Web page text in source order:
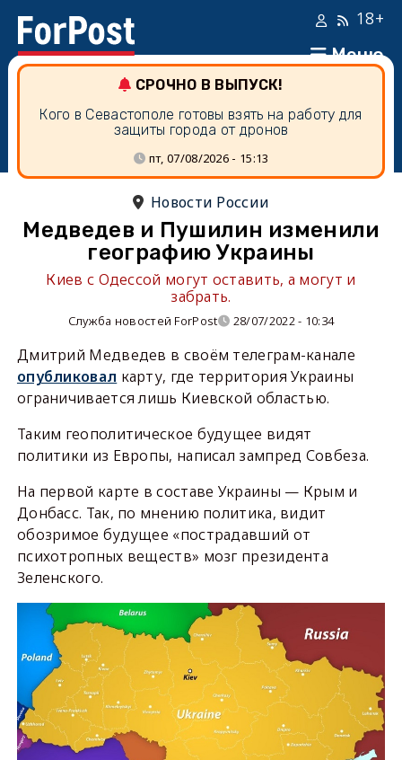
Меню
18+
СРОЧНО В ВЫПУСК!
Кого в Севастополе готовы взять на работу для
защиты города от дронов
пт, 07/08/2026 - 15:13
Новости России
Медведев и Пушилин изменили
географию Украины
Киев с Одессой могут оставить, а могут и
забрать.
Служба новостей ForPost 28/07/2022 - 10:34
Дмитрий Медведев в своём телеграм-канале
опубликовал карту, где территория Украины
ограничивается лишь Киевской областью.
Таким геополитическое будущее видят
политики из Европы, написал зампред Совбеза.
На первой карте в составе Украины — Крым и
Донбасс. Так, по мнению политика, видит
обозримое будущее «пострадавший от
психотропных веществ» мозг президента
Зеленского.